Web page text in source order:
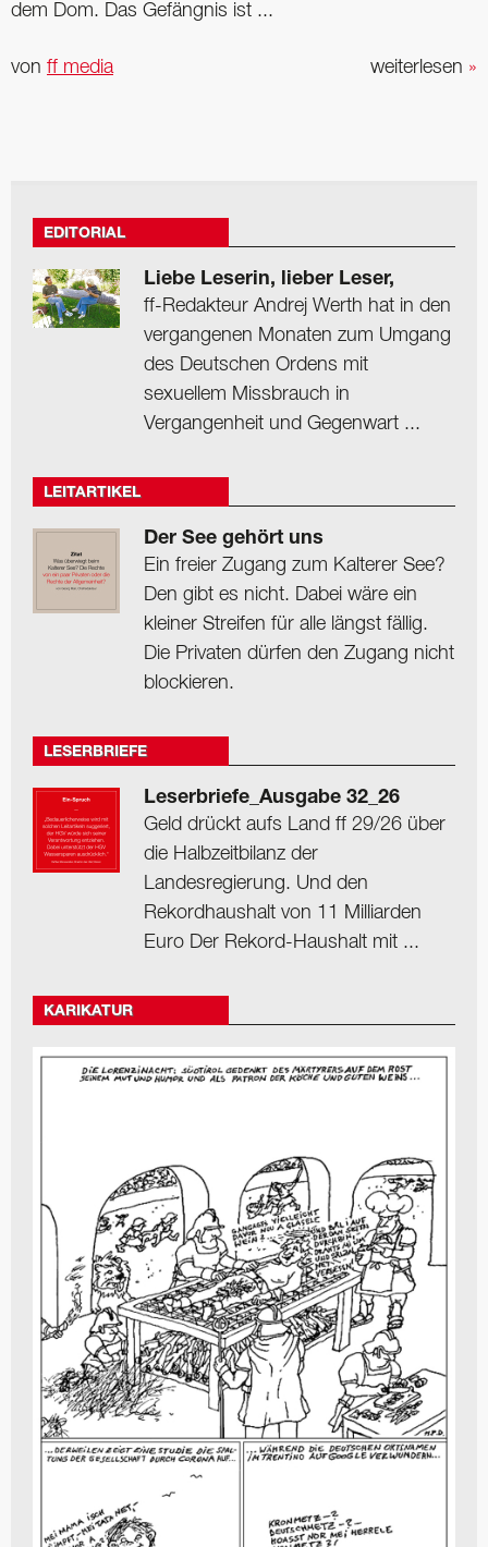
dem Dom. Das Gefängnis ist ...
weiterlesen »
von ff media
EDITORIAL
Liebe Leserin, lieber Leser,
ff-Redakteur Andrej Werth hat in den
vergangenen Monaten zum Umgang
des Deutschen Ordens mit
sexuellem Missbrauch in
Vergangenheit und Gegenwart ...
LEITARTIKEL
Der See gehört uns
Ein freier Zugang zum Kalterer See?
Den gibt es nicht. Dabei wäre ein
kleiner Streifen für alle längst fällig.
Die Privaten dürfen den Zugang nicht
blockieren.
LESERBRIEFE
Leserbriefe_Ausgabe 32_26
Geld drückt aufs Land ff 29/26 über
die Halbzeitbilanz der
Landesregierung. Und den
Rekordhaushalt von 11 Milliarden
Euro Der Rekord-Haushalt mit ...
KARIKATUR